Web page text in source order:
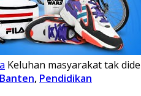
Keluhan masyarakat tak
, Pendidikan